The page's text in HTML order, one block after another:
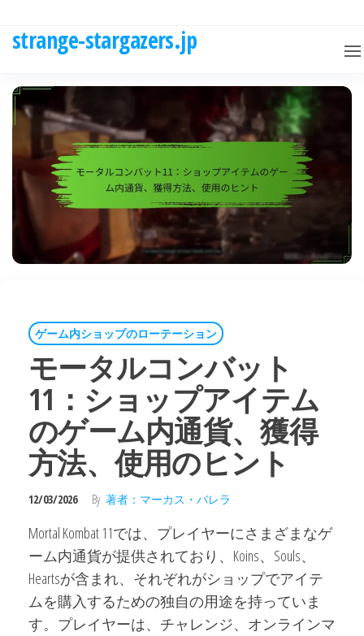
strange-stargazers.jp
ゲーム内ショップのローテーション
モータルコンバット
11：ショップアイテム
のゲーム内通貨、獲得
方法、使用のヒント
12/03/2026 By 著者：マーカス・バレラ
Mortal Kombat 11では、プレイヤーにさまざまなゲ
ーム内通貨が提供されており、Koins、Souls、
Heartsが含まれ、それぞれがショップでアイテ
ムを購入するための独自の用途を持っていま
す。プレイヤーは、チャレンジ、オンラインマ